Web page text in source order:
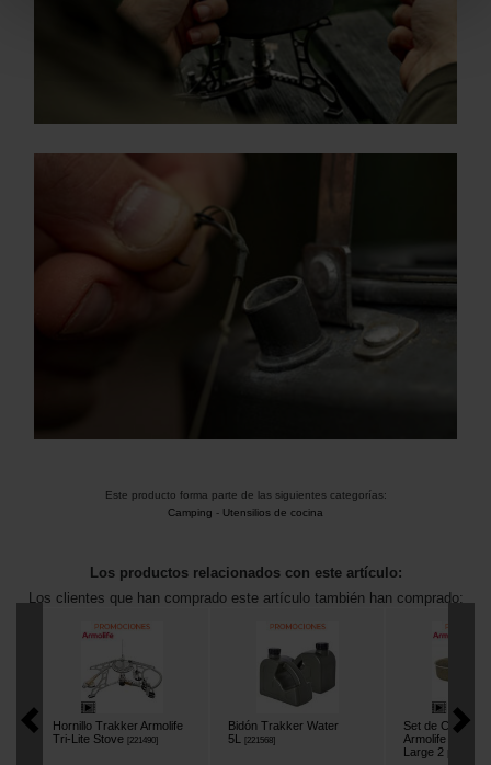
Este producto forma parte de las siguientes categorías:
Camping - Utensilios de cocina
Los productos relacionados con este artículo:
Los clientes que han comprado este artículo también han comprado:
Hornillo Trakker Armolife
Tri-Lite Stove [221490]
Bidón Trakker Water
5L
[221568]
Set de Cocina
Armolife Marble
Large 2 piezas